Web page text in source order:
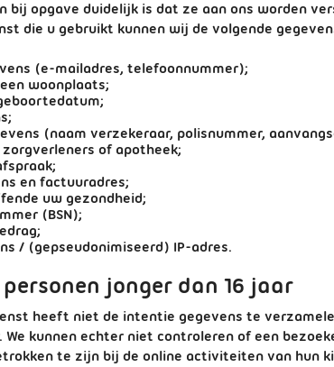
bij opgave duidelijk is dat ze aan ons worden
die u gebruikt kunnen wij de volgende
(e-mailadres, telefoonnummer);
woonplaats;
(naam verzekeraar, polisnummer,
zorgverleners of apotheek;
en factuuradres;
uw gezondheid;
(BSN);
/ (gepseudonimiseerd) IP-adres.
personen jonger dan 16 jaar
heeft niet de intentie gegevens te
We kunnen echter niet controleren of een
te zijn bij de online activiteiten van hun